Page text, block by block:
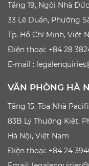
Tầng 19, Ngôi Nhà Đức
33 Lê Duẩn, Phường
Tp. Hồ Chí Minh, Việt
Điện thoại: +84 28
E-mail :
VĂN PHÒNG HÀ
Tầng 15, Tòa Nhà
83B Lý Thường Kiệt,
Hà Nội, Việt Nam
Điện thoại: +84 24